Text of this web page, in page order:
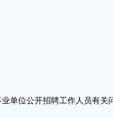
单位公开招聘工作人员有